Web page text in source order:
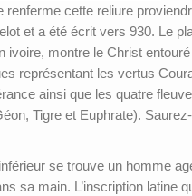
renferme cette reliure
et a été écrit vers 930. Le
ivoire, montre le Christ
représentant les vertus
ainsi que les quatre
Tigre et Euphrate).
se trouve un homme
sa main. L’inscription latine